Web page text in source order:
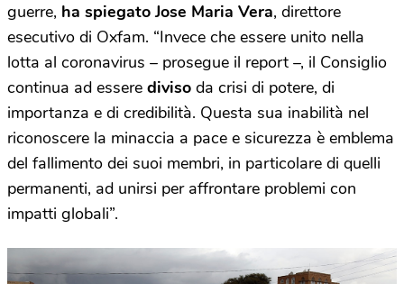
guerre, ha spiegato Jose Maria Vera, direttore
esecutivo di Oxfam. “Invece che essere unito nella
lotta al coronavirus – prosegue il report –, il Consiglio
continua ad essere diviso da crisi di potere, di
importanza e di credibilità. Questa sua inabilità nel
riconoscere la minaccia a pace e sicurezza è emblema
del fallimento dei suoi membri, in particolare di quelli
permanenti, ad unirsi per affrontare problemi con
impatti globali”.